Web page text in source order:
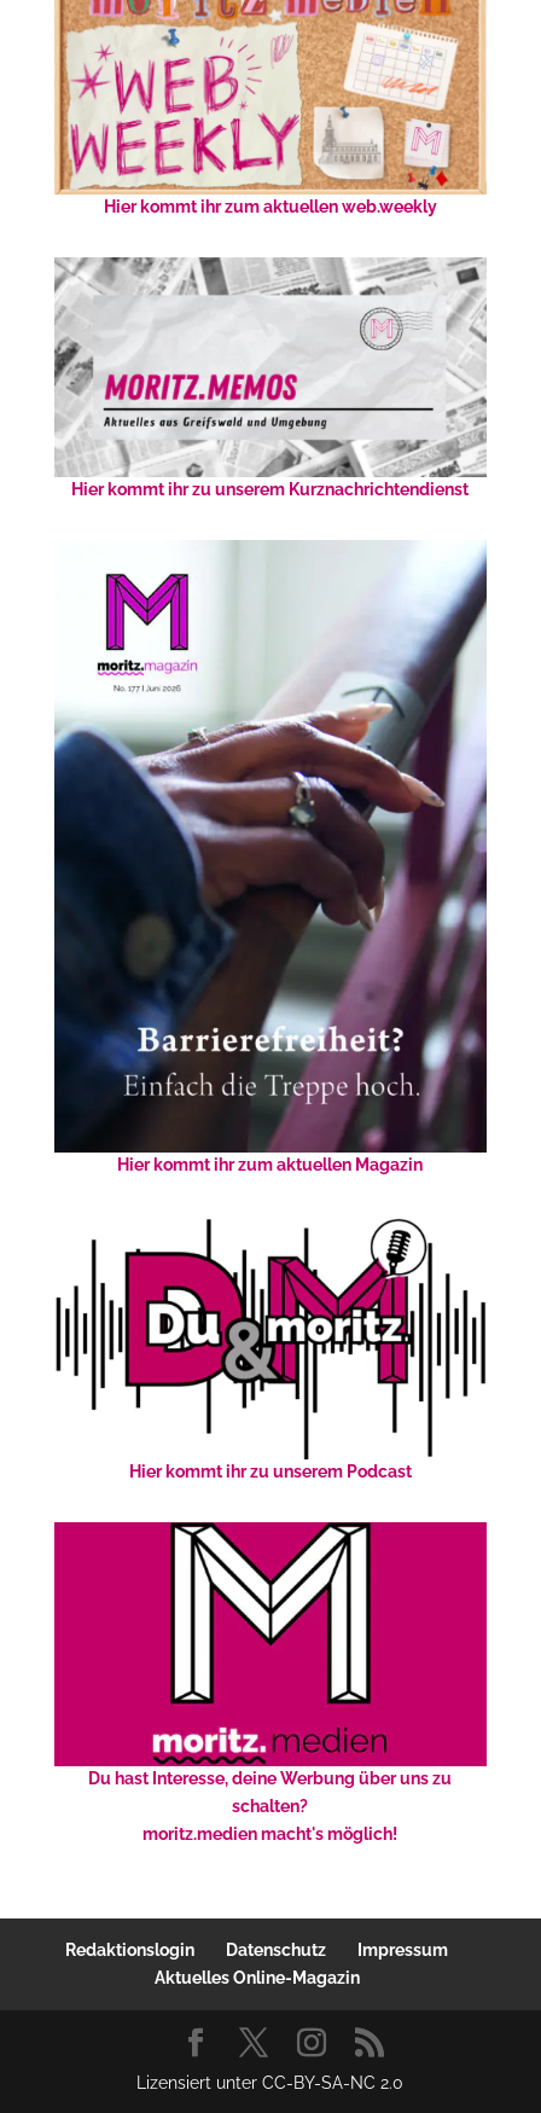
Hier kommt ihr zum aktuellen web.weekly
Hier kommt ihr zu unserem Kurznachrichtendienst
Hier kommt ihr zum aktuellen Magazin
Hier kommt ihr zu unserem Podcast
Du hast Interesse, deine Werbung über uns zu
schalten?
moritz.medien macht's möglich!
Redaktionslogin Datenschutz
Impressum
Aktuelles Online-Magazin
Lizensiert unter CC-BY-SA-NC 2.0